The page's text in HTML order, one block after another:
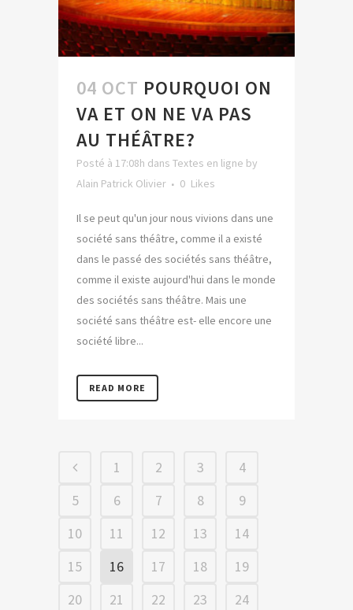
04 OCT POURQUOI ON
VA ET ON NE VA PAS
AU THÉÂTRE?
Posté à 17:08h dans Textes en ligne by
Alain Patrick Olivier
0 Likes
Il se peut qu'un jour nous vivions dans une
société sans théâtre, comme il a existé
dans le passé des sociétés sans théâtre,
comme il existe aujourd'hui dans le monde
des sociétés sans théâtre. Mais une
société sans théâtre est- elle encore une
société libre...
READ MORE
1 2 3
4
5
6 7 8
9
10
11 12 13
14
15
16 17 18
19
20
21 22 23
24